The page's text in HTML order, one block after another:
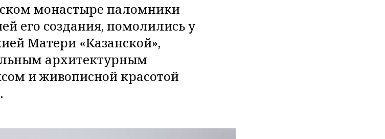
монастыре паломники
его создания, помолились у
Матери «Казанской»,
архитектурным
и живописной красотой